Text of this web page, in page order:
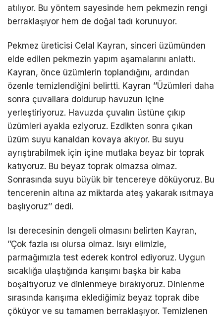
atılıyor. Bu yöntem sayesinde hem pekmezin rengi
berraklaşıyor hem de doğal tadı korunuyor.
Pekmez üreticisi Celal Kayran, sinceri üzümünden
elde edilen pekmezin yapım aşamalarını anlattı.
Kayran, önce üzümlerin toplandığını, ardından
özenle temizlendiğini belirtti. Kayran ’’Üzümleri daha
sonra çuvallara doldurup havuzun içine
yerleştiriyoruz. Havuzda çuvalın üstüne çıkıp
üzümleri ayakla eziyoruz. Ezdikten sonra çıkan
üzüm suyu kanaldan kovaya akıyor. Bu suyu
ayrıştırabilmek için içine mutlaka beyaz bir toprak
katıyoruz. Bu beyaz toprak olmazsa olmaz.
Sonrasında suyu büyük bir tencereye döküyoruz. Bu
tencerenin altına az miktarda ateş yakarak ısıtmaya
başlıyoruz’’ dedi.
Isı derecesinin dengeli olmasını belirten Kayran,
’’Çok fazla ısı olursa olmaz. Isıyı elimizle,
parmağımızla test ederek kontrol ediyoruz. Uygun
sıcaklığa ulaştığında karışımı başka bir kaba
boşaltıyoruz ve dinlenmeye bırakıyoruz. Dinlenme
sırasında karışıma eklediğimiz beyaz toprak dibe
çöküyor ve su tamamen berraklaşıyor. Temizlenen